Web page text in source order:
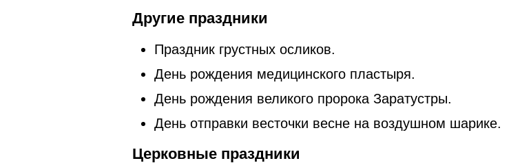
Другие праздники
Праздник грустных осликов.
День рождения медицинского пластыря.
День рождения великого пророка Заратустры.
День отправки весточки весне на воздушном шарике.
Церковные праздники